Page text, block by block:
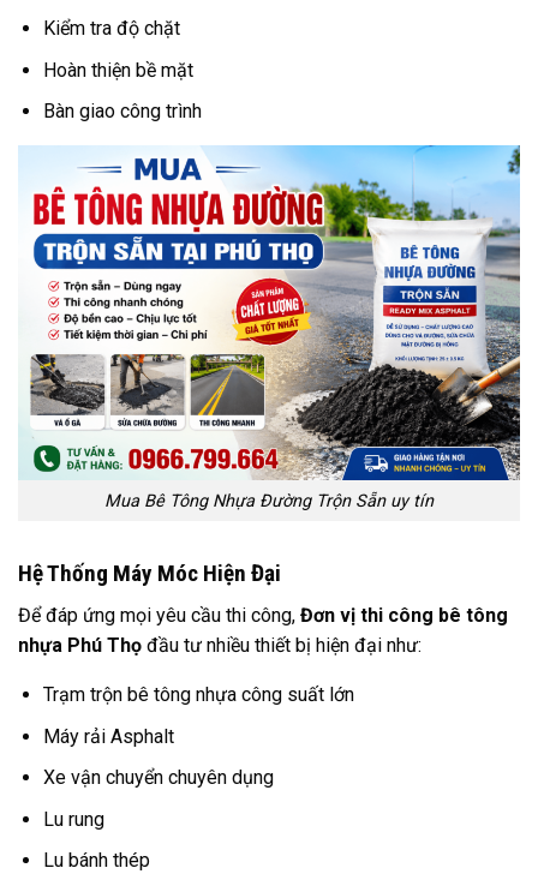
Kiểm tra độ chặt
Hoàn thiện bề mặt
Bàn giao công trình
Mua Bê Tông Nhựa Đường Trộn Sẵn uy tín
Hệ Thống Máy Móc Hiện Đại
Để đáp ứng mọi yêu cầu thi công, Đơn vị thi công bê tông
nhựa Phú Thọ đầu tư nhiều thiết bị hiện đại như:
Trạm trộn bê tông nhựa công suất lớn
Máy rải Asphalt
Xe vận chuyển chuyên dụng
Lu rung
Lu bánh thép